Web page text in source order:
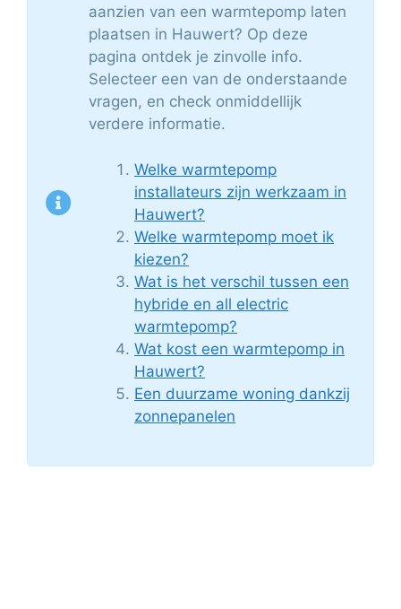
aanzien van een warmtepomp laten
plaatsen in Hauwert? Op deze
pagina ontdek je zinvolle info.
Selecteer een van de onderstaande
vragen, en check onmiddellijk
verdere informatie.
Welke warmtepomp
installateurs zijn werkzaam in
Hauwert?
Welke warmtepomp moet ik
kiezen?
Wat is het verschil tussen een
hybride en all electric
warmtepomp?
Wat kost een warmtepomp in
Hauwert?
Een duurzame woning dankzij
zonnepanelen